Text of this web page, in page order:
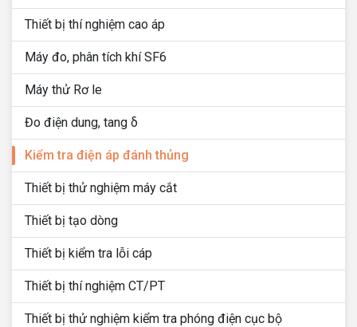
Thiết bị thí nghiệm cao áp
Máy đo, phân tích khí SF6
Máy thử Rơ le
Đo điện dung, tang δ
Kiểm tra điện áp đánh thủng
Thiết bị thử nghiệm máy cắt
Thiết bị tạo dòng
Thiết bị kiểm tra lỗi cáp
Thiết bị thí nghiệm CT/PT
Thiết bị thử nghiệm kiểm tra phóng điện cục bộ